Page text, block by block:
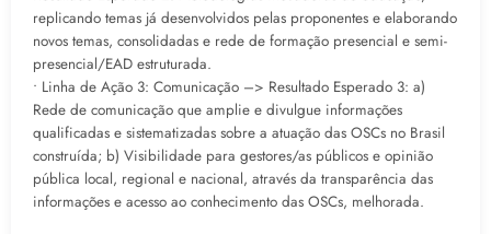
replicando temas já desenvolvidos pelas proponentes e elaborando
novos temas, consolidadas e rede de formação presencial e semi-
presencial/EAD estruturada.
• Linha de Ação 3: Comunicação –> Resultado Esperado 3: a)
Rede de comunicação que amplie e divulgue informações
qualificadas e sistematizadas sobre a atuação das OSCs no Brasil
construída; b) Visibilidade para gestores/as públicos e opinião
pública local, regional e nacional, através da transparência das
informações e acesso ao conhecimento das OSCs, melhorada.